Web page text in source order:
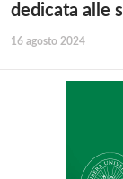
dedicata alle
16 agosto 2024